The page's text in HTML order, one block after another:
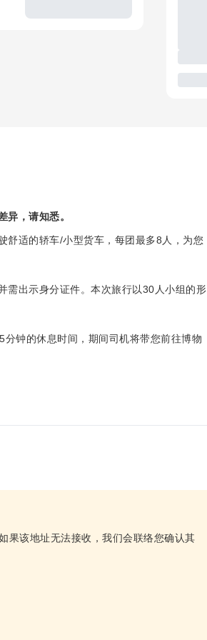
异，请知悉。
舒适的轿车/小型货车，每团最多8人，为您
需出示身分证件。本次旅行以30人小组的形
钟的休息时间，期间司机将带您前往博物
果该地址无法接收，我们会联络您确认其